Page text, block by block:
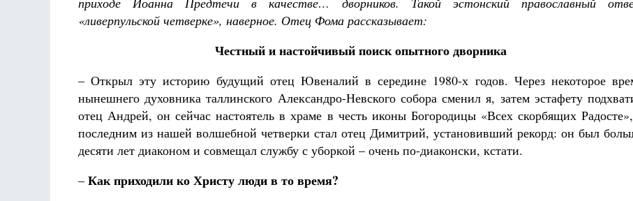
«ливерпульской четверке», наверное. Отец Фома рассказывает:
Честный и настойчивый поиск опытного дворника
– Открыл эту историю будущий отец Ювеналий в середине 1980-х годов. Через некоторое
нынешнего духовника таллинского Александро-Невского собора сменил я, затем эстафету
отец Андрей, он сейчас настоятель в храме в честь иконы Богородицы «Всех скорбящих
последним из нашей волшебной четверки стал отец Димитрий, установивший рекорд: он был
десяти лет диаконом и совмещал службу с уборкой – очень по-диаконски, кстати.
– Как приходили ко Христу люди в то время?